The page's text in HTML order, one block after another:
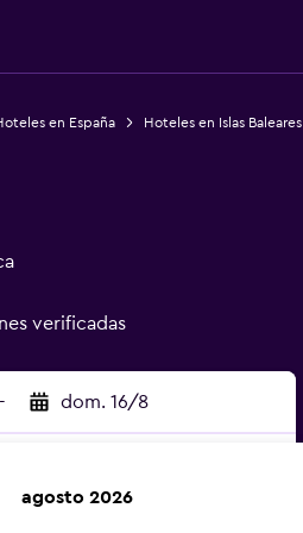
en España Hoteles en Islas Baleares
verificadas
- dom. 16/8
agosto 2026